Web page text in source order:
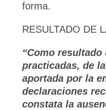
forma.
RESULTADO DE
“Como
practicadas, de
aportada por la
declaraciones
constata la